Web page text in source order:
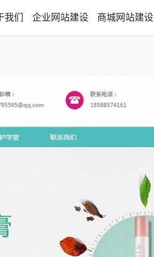
我们 企业网站建设 商城网站建设